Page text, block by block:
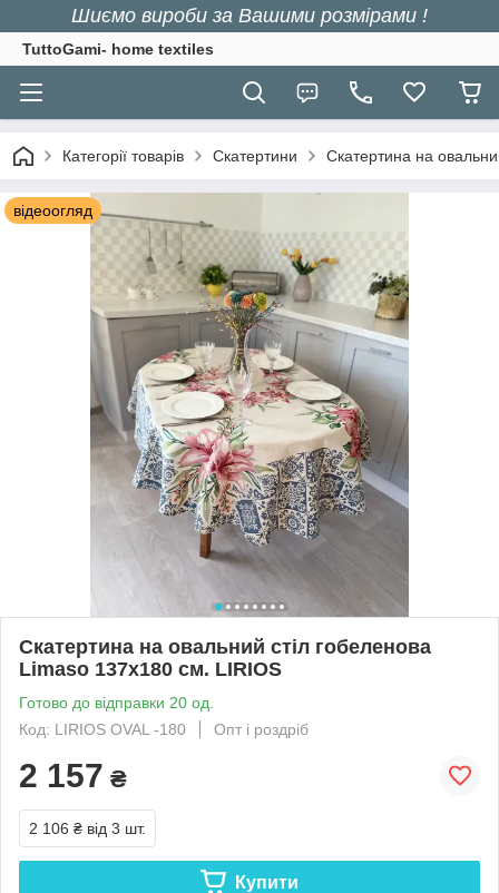
Шиємо вироби за Вашими розмірами !
TuttoGami- home textiles
Категорії товарів Скатертини Скатертина на
відеоогляд
Скатертина на овальний стіл гобеленова
Limaso 137х180 см. LIRIOS
Готово до відправки 20 од.
Код: LIRIOS OVAL -180
Опт і роздріб
2 157 ₴
2 106 ₴ від 3 шт.
Купити